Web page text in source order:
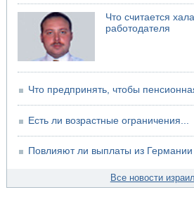
Что считается
работодателя
Что предпринять, чтобы
Есть ли возрастные ограничения...
Повлияют ли выплаты из Германии
Все новости